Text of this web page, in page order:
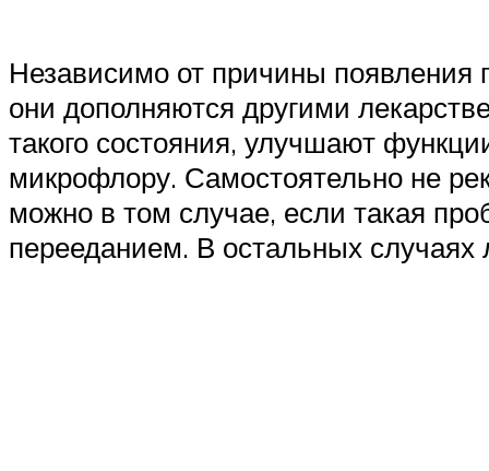
Независимо от причины появления
они дополняются другими
такого состояния, улучшают
микрофлору. Самостоятельно не
можно в том случае, если такая
перееданием. В остальных случаях